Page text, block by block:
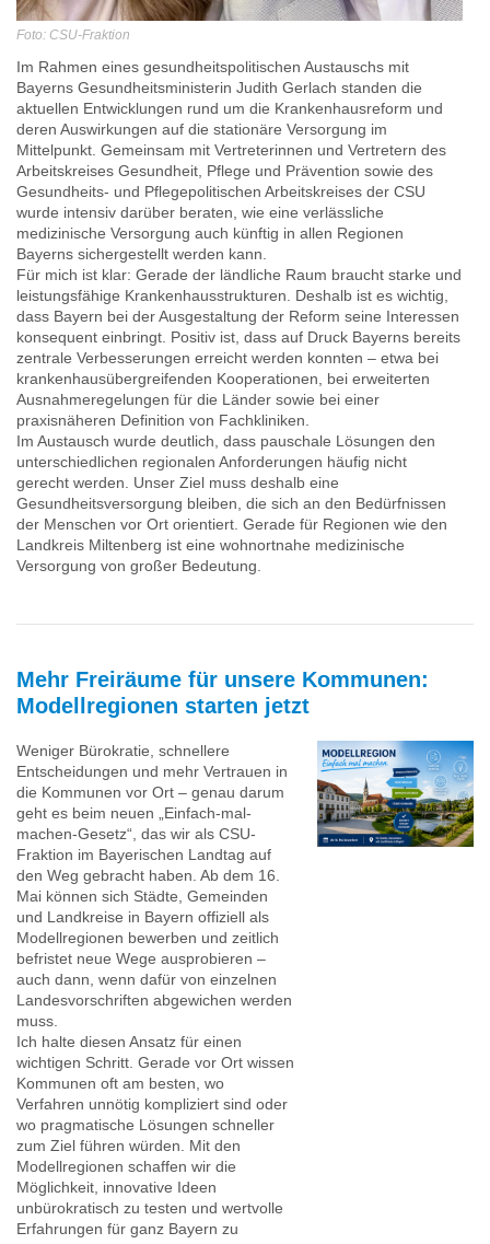
Foto: CSU-Fraktion
Im Rahmen eines gesundheitspolitischen Austauschs mit
Bayerns Gesundheitsministerin Judith Gerlach standen die
aktuellen Entwicklungen rund um die Krankenhausreform und
deren Auswirkungen auf die stationäre Versorgung im
Mittelpunkt. Gemeinsam mit Vertreterinnen und Vertretern des
Arbeitskreises Gesundheit, Pflege und Prävention sowie des
Gesundheits- und Pflegepolitischen Arbeitskreises der CSU
wurde intensiv darüber beraten, wie eine verlässliche
medizinische Versorgung auch künftig in allen Regionen
Bayerns sichergestellt werden kann.
Für mich ist klar: Gerade der ländliche Raum braucht starke und
leistungsfähige Krankenhausstrukturen. Deshalb ist es wichtig,
dass Bayern bei der Ausgestaltung der Reform seine Interessen
konsequent einbringt. Positiv ist, dass auf Druck Bayerns bereits
zentrale Verbesserungen erreicht werden konnten – etwa bei
krankenhausübergreifenden Kooperationen, bei erweiterten
Ausnahmeregelungen für die Länder sowie bei einer
praxisnäheren Definition von Fachkliniken.
Im Austausch wurde deutlich, dass pauschale Lösungen den
unterschiedlichen regionalen Anforderungen häufig nicht
gerecht werden. Unser Ziel muss deshalb eine
Gesundheitsversorgung bleiben, die sich an den Bedürfnissen
der Menschen vor Ort orientiert. Gerade für Regionen wie den
Landkreis Miltenberg ist eine wohnortnahe medizinische
Versorgung von großer Bedeutung.
Mehr Freiräume für unsere Kommunen:
Modellregionen starten jetzt
Weniger Bürokratie, schnellere
Entscheidungen und mehr Vertrauen in
die Kommunen vor Ort – genau darum
geht es beim neuen „Einfach-mal-
machen-Gesetz“, das wir als CSU-
Fraktion im Bayerischen Landtag auf
den Weg gebracht haben. Ab dem 16.
Mai können sich Städte, Gemeinden
und Landkreise in Bayern offiziell als
Modellregionen bewerben und zeitlich
befristet neue Wege ausprobieren –
auch dann, wenn dafür von einzelnen
Landesvorschriften abgewichen werden
muss.
Ich halte diesen Ansatz für einen
wichtigen Schritt. Gerade vor Ort wissen
Kommunen oft am besten, wo
Verfahren unnötig kompliziert sind oder
wo pragmatische Lösungen schneller
zum Ziel führen würden. Mit den
Modellregionen schaffen wir die
Möglichkeit, innovative Ideen
unbürokratisch zu testen und wertvolle
Erfahrungen für ganz Bayern zu